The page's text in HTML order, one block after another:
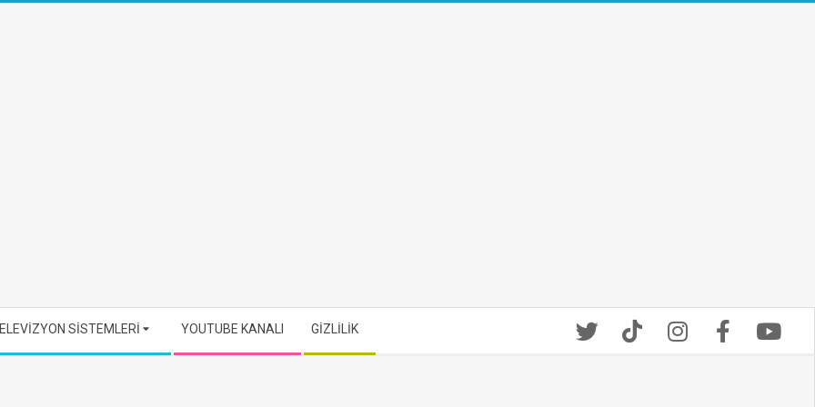
SİSTEMLERİ YOUTUBE KANALI GİZLİLİK